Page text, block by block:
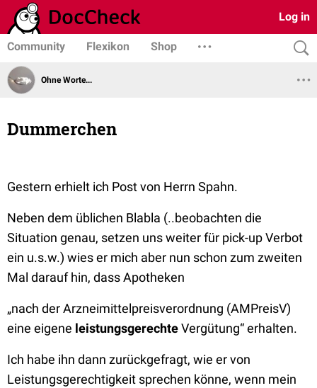
Log in
Community Flexikon Shop
Ohne Worte...
Dummerchen
Gestern erhielt ich Post von Herrn Spahn.
Neben dem üblichen Blabla (..beobachten die
Situation genau, setzen uns weiter für pick-up Verbot
ein u.s.w.) wies er mich aber nun schon zum zweiten
Mal darauf hin, dass Apotheken
„nach der Arzneimittelpreisverordnung (AMPreisV)
eine eigene leistungsgerechteVergütung“ erhalten.
Ich habe ihn dann zurückgefragt, wie er von
Leistungsgerechtigkeit sprechen könne, wenn mein